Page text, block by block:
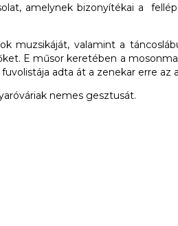
amelynek bizonyítékai a
muzsikáját, valamint a
E műsor keretében a
adta át a zenekar erre az
nemes gesztusát.